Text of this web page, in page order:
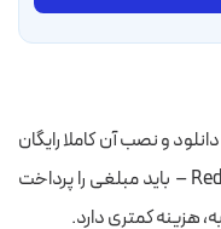
و نصب آن کاملا رایگان
است. البته در برخی از توزیع‌ها – مثل RedHat – باید مبلغی را پرداخت
هزینه کمتری دارد.